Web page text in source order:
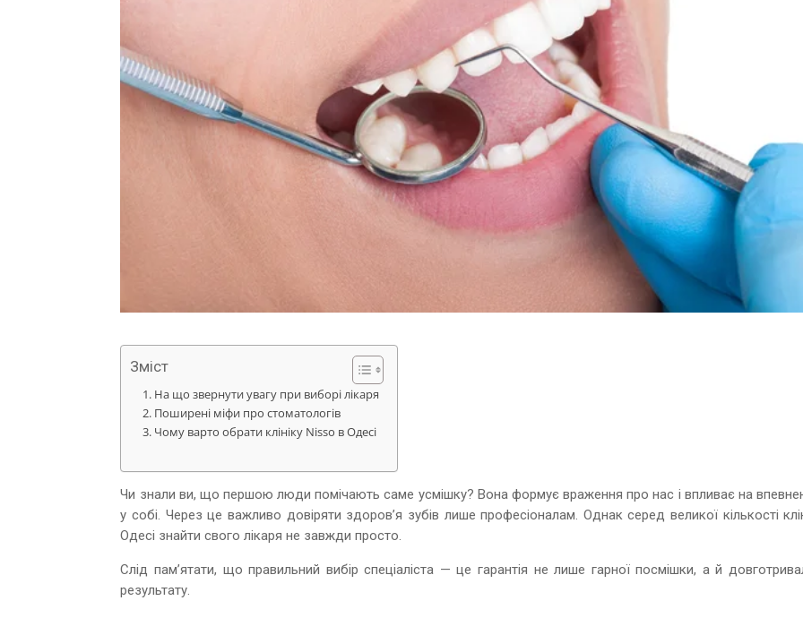
Зміст
На що звернути увагу при виборі лікаря
Поширені міфи про стоматологів
Чому варто обрати клініку Nisso в Одесі
Чи знали ви, що першою люди помічають саме усмішку? Вона формує враження про нас і впливає на
у собі. Через це важливо довіряти здоров’я зубів лише професіоналам. Однак серед великої кількості
Одесі знайти свого лікаря не завжди просто.
Слід пам’ятати, що правильний вибір спеціаліста — це гарантія не лише гарної посмішки, а й
результату.